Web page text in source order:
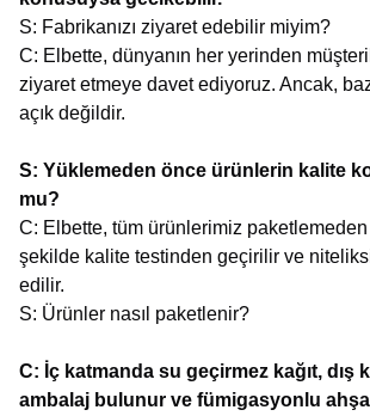
S: Fabrikanızı ziyaret edebilir miyim?
C: Elbette, dünyanın her yerinden
ziyaret etmeye davet ediyoruz. Ancak,
açık değildir.
S: Yüklemeden önce ürünlerin kalite
mu?
C: Elbette, tüm ürünlerimiz paketlemeden
şekilde kalite testinden geçirilir ve
edilir.
S: Ürünler nasıl paketlenir?
C: İç katmanda su geçirmez kağıt, dış
ambalaj bulunur ve fümigasyonlu